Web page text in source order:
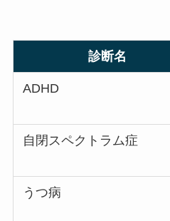
診断名
ADHD
自閉スペクトラム症
うつ病